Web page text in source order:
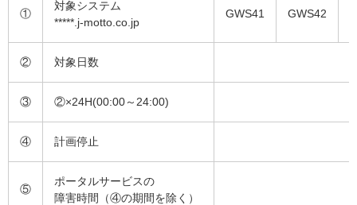
①
対象システム
*****.j-motto.co.jp
GWS41 GWS42
② 対象日数
③ ②×24H(00:00～24:00)
④ 計画停止
⑤
ポータルサービスの
障害時間（④の期間を除く）